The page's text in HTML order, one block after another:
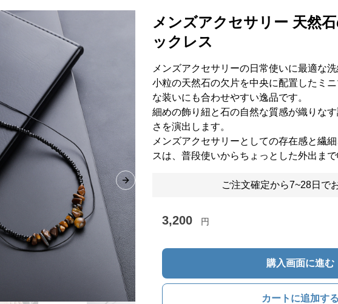
Next slide
メンズアクセサリー 天然
ックレス
メンズアクセサリーの日常使いに最適な
小粒の天然石の欠片を中央に配置したミ
な装いにも合わせやすい逸品です。
細めの飾り紐と石の自然な質感が織りな
さを演出します。
メンズアクセサリーとしての存在感と繊
スは、普段使いからちょっとした外出まで
ご注文確定から7~28日で
3,200 円
購入画面に進む
カートに追加する